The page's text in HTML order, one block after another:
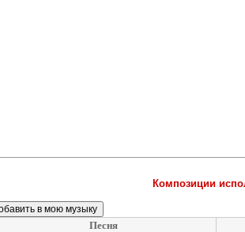
Композиции
Песня